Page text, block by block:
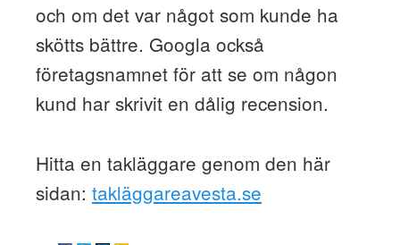
och om det var något som kunde ha
skötts bättre. Googla också
företagsnamnet för att se om någon
kund har skrivit en dålig recension.
Hitta en takläggare genom den här
sidan: takläggareavesta.se